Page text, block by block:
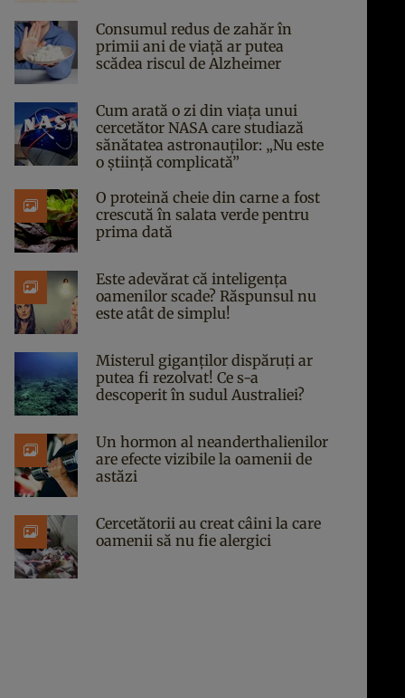
Consumul redus de zahăr în
primii ani de viață ar putea
scădea riscul de Alzheimer
Cum arată o zi din viața unui
cercetător NASA care studiază
sănătatea astronauților: „Nu este
o știință complicată”
O proteină cheie din carne a fost
crescută în salata verde pentru
prima dată
Este adevărat că inteligența
oamenilor scade? Răspunsul nu
este atât de simplu!
Misterul giganților dispăruți ar
putea fi rezolvat! Ce s-a
descoperit în sudul Australiei?
Un hormon al neanderthalienilor
are efecte vizibile la oamenii de
astăzi
Cercetătorii au creat câini la care
oamenii să nu fie alergici